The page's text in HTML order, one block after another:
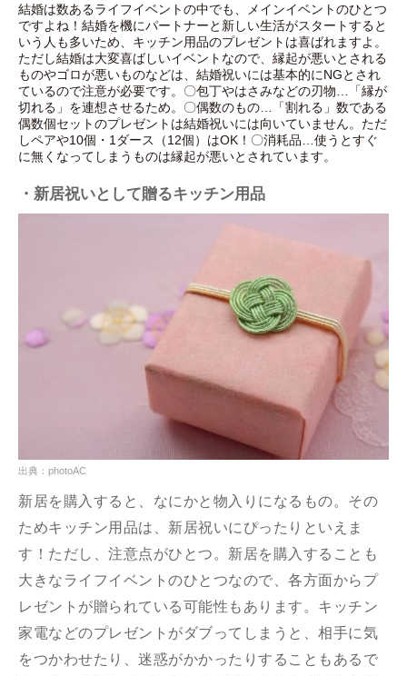
結婚は数あるライフイベントの中でも、メインイベントのひとつ
ですよね！結婚を機にパートナーと新しい生活がスタートすると
いう人も多いため、キッチン用品のプレゼントは喜ばれますよ。
ただし結婚は大変喜ばしいイベントなので、縁起が悪いとされる
ものやゴロが悪いものなどは、結婚祝いには基本的にNGとされ
ているので注意が必要です。〇包丁やはさみなどの刃物…「縁が
切れる」を連想させるため。〇偶数のもの…「割れる」数である
偶数個セットのプレゼントは結婚祝いには向いていません。ただ
しペアや10個・1ダース（12個）はOK！〇消耗品…使うとすぐ
に無くなってしまうものは縁起が悪いとされています。
・新居祝いとして贈るキッチン用品
出典：photoAC
新居を購入すると、なにかと物入りになるもの。その
ためキッチン用品は、新居祝いにぴったりといえま
す！ただし、注意点がひとつ。新居を購入することも
大きなライフイベントのひとつなので、各方面からプ
レゼントが贈られている可能性もあります。キッチン
家電などのプレゼントがダブってしまうと、相手に気
をつかわせたり、迷惑がかかったりすることもあるで